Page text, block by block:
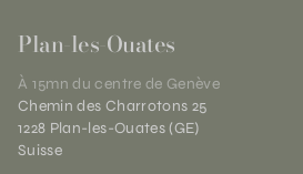
Plan-les-Ouates
À 15mn du centre de Genève
Chemin des Charrotons 25
1228 Plan-les-Ouates (GE)
Suisse